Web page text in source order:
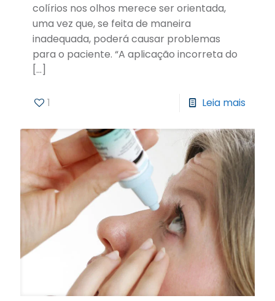
colírios nos olhos merece ser orientada,
uma vez que, se feita de maneira
inadequada, poderá causar problemas
para o paciente. “A aplicação incorreta do
[…]
1 Leia mais